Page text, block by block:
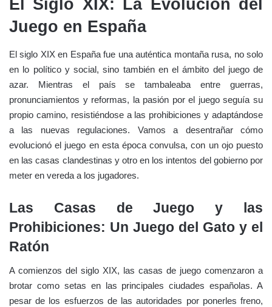
El Siglo XIX: La Evolución del
Juego en España
El siglo XIX en España fue una auténtica montaña rusa, no solo
en lo político y social, sino también en el ámbito del juego de
azar. Mientras el país se tambaleaba entre guerras,
pronunciamientos y reformas, la pasión por el juego seguía su
propio camino, resistiéndose a las prohibiciones y adaptándose
a las nuevas regulaciones. Vamos a desentrañar cómo
evolucionó el juego en esta época convulsa, con un ojo puesto
en las casas clandestinas y otro en los intentos del gobierno por
meter en vereda a los jugadores.
Las Casas de Juego y las
Prohibiciones: Un Juego del Gato y el
Ratón
A comienzos del siglo XIX, las casas de juego comenzaron a
brotar como setas en las principales ciudades españolas. A
pesar de los esfuerzos de las autoridades por ponerles freno,